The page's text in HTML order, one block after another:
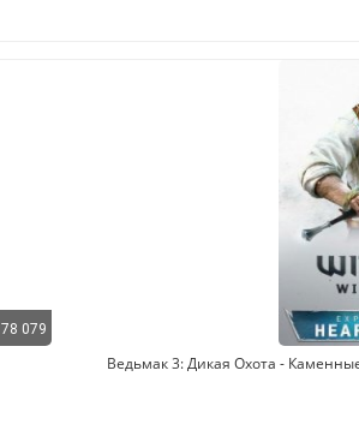
78 079
Ведьмак 3: Дикая Охота -